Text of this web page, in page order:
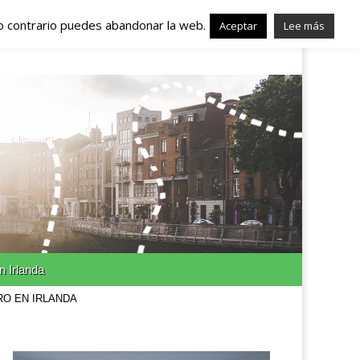
– Trabajo en
Irlanda
EN IRLANDA
contrario puedes abandonar la web. Aceptar Lee más